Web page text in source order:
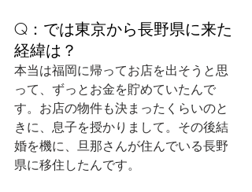
Q：では東京から長野県に来た
経緯は？
本当は福岡に帰ってお店を出そうと思
って、ずっとお金を貯めていたんで
す。お店の物件も決まったくらいのと
きに、息子を授かりまして。その後結
婚を機に、旦那さんが住んでいる長野
県に移住したんです。